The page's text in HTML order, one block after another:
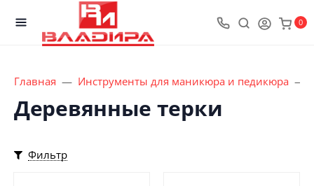
0
Главная Инструменты для маникюра и педикюра
Деревянные терки
Фильтр